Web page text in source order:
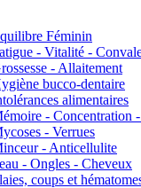
Féminin
- Vitalité -
- Allaitement
bucco-dentaire
alimentaires
- Concentration
- Verrues
- Anticellulite
- Ongles - Cheveux
coups et